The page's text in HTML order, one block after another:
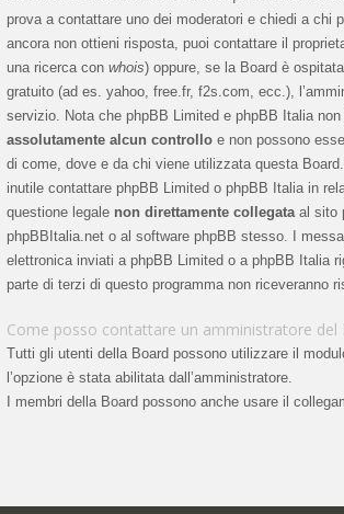
prova a contattare uno dei moderatori e chiedi a chi
ancora non ottieni risposta, puoi contattare il
una ricerca con whois) oppure, se la Board è
gratuito (ad es. yahoo, free.fr, f2s.com, ecc.),
servizio. Nota che phpBB Limited e phpBB Italia non
assolutamente alcun controllo e non possono
di come, dove e da chi viene utilizzata questa
inutile contattare phpBB Limited o phpBB Italia in
questione legale non direttamente collegataal sito
phpBBItalia.net o al software phpBB stesso. I
elettronica inviati a phpBB Limited o a phpBB Italia
parte di terzi di questo programma non riceveranno
Come posso contattare un amministratore del
Tutti gli utenti della Board possono utilizzare il
l’opzione è stata abilitata dall’amministratore.
I membri della Board possono anche usare il